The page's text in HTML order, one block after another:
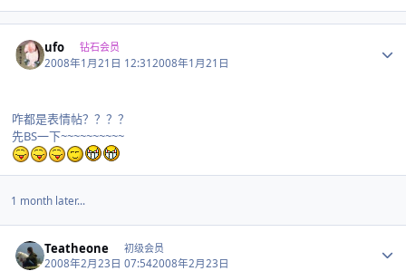
ufo 钻石会员
2008年1月21日 12:312008年1月21日
咋都是表情帖？？？？
先BS一下~~~~~~~~~~
1 month later...
Teatheone 初级会员
2008年2月23日 07:542008年2月23日